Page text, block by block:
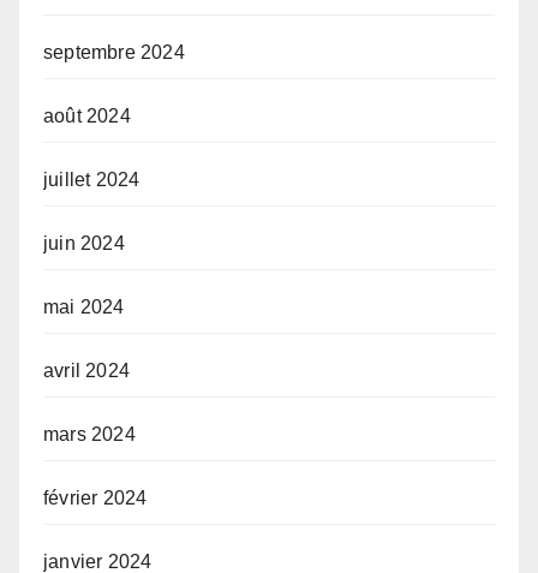
septembre 2024
août 2024
juillet 2024
juin 2024
mai 2024
avril 2024
mars 2024
février 2024
janvier 2024